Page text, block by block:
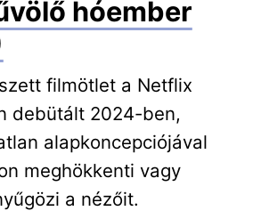
hóember
filmötlet a Netflix
debütált 2024-ben,
alapkoncepciójával
meghökkenti vagy
a nézőit.